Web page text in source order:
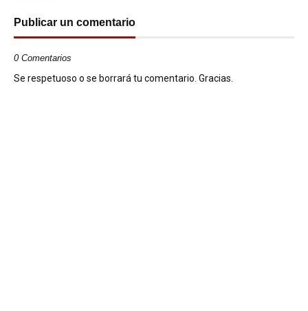
Publicar un comentario
0 Comentarios
Se respetuoso o se borrará tu comentario. Gracias.